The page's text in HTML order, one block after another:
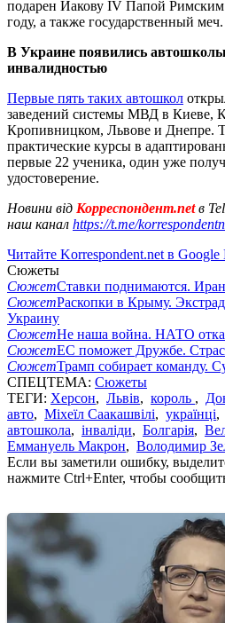
подарен Иакову IV Папой
году, а также государственный меч.
В Украине появились
инвалидностью
Первые пять таких автошкол
заведений системы МВД в Киеве,
Кропивницком, Львове и Днепре.
практические курсы в
первые 22 ученика, один уже
удостоверение.
Новини від Корреспондент.netв
наш канал https://t.me/
Читайте Korrespondent.net в Google
Сюжеты
СюжетСтавки поднимаются.
СюжетРаскопки в Крыму.
Украину
СюжетНе наша война. НАТО
СюжетЕС поможет Дружбе.
СюжетТрамп собирает команду.
СПЕЦТЕМА: Сюжеты
ТЕГИ: Херсон, Львів, король ,
авто, Міхеїл Саакашвілі, українці,
автошкола, інваліди, Болгарія,
Еммануель Макрон, Володимир
Если вы заметили ошибку,
нажмите Ctrl+Enter, чтобы